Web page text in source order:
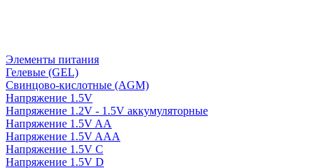
Элементы питания
Гелевые (GEL)
Свинцово-кислотные (AGM)
Напряжение 1.5V
Напряжение 1.2V - 1.5V аккумуляторные
Напряжение 1.5V AA
Напряжение 1.5V AAA
Напряжение 1.5V C
Напряжение 1.5V D